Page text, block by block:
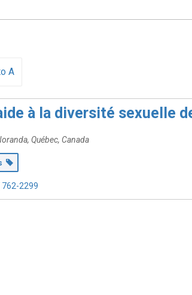
A
à la diversité sexuelle
Québec, Canada
2299